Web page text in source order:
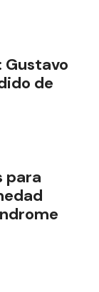
Gustavo
de
para